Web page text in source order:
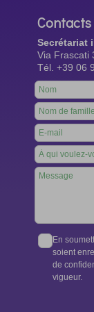
Contacts
Secrétariat
Via Frascati
Tél. +39 06
Leave
this
field
blank
En
soient
de
vigueur.